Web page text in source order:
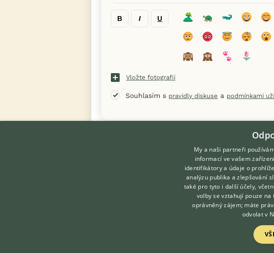
B I U
Vložte fotografii
Souhlasím s pravidly diskuse a podmínkami
KONTAKT DO REDAKCE
DOMOVSKÁ
INZERCE
DISKUSE
My a naši partneři
informací ve vašem
identifikátory a údaje o
analýzu publika a zlepšování
také pro tyto i další účely,
volby se vztahují pouze
oprávněný zájem; máte
odvolat v